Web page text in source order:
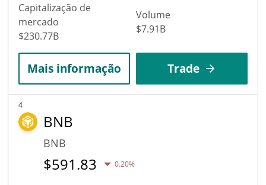
Capitalização de
mercado
$230.77B
Volume
$7.91B
Mais informação Trade
4
BNB
BNB
$591.83 0.20%